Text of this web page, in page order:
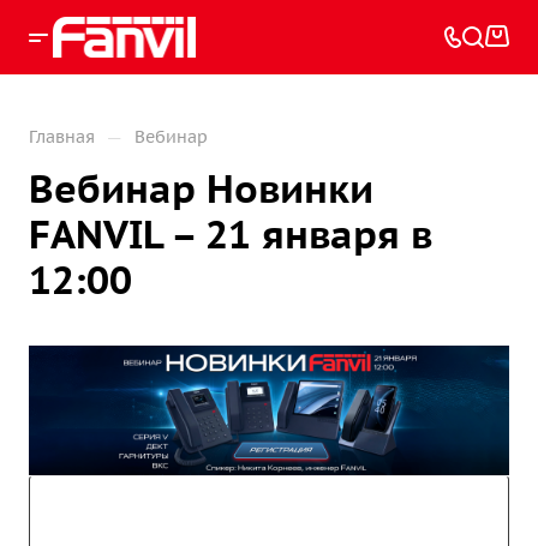
Главная — Вебинар
Вебинар Новинки
FANVIL – 21 января в
12:00